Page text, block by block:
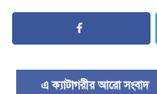
এ ক্যাটাগরীর আরো সংবাদ